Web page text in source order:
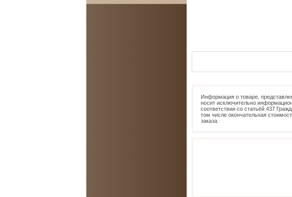
Информация о товаре,
носит исключительно
соответствии со статьёй 437
том числе окончательная
заказа.